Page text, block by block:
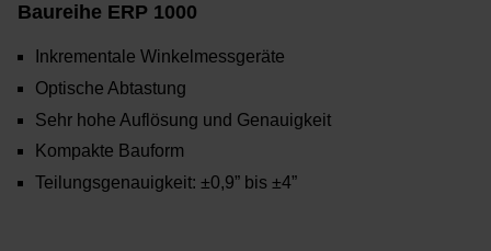
Baureihe ERP 1000
Inkrementale Winkelmessgeräte
Optische Abtastung
Sehr hohe Auflösung und Genauigkeit
Kompakte Bauform
Teilungsgenauigkeit: ±0,9” bis ±4”